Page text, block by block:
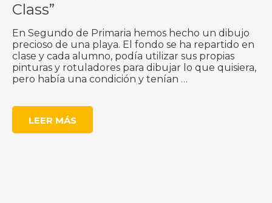
Class”
En Segundo de Primaria hemos hecho un dibujo
precioso de una playa. El fondo se ha repartido en
clase y cada alumno, podía utilizar sus propias
pinturas y rotuladores para dibujar lo que quisiera,
pero había una condición y tenían …
LEER MÁS